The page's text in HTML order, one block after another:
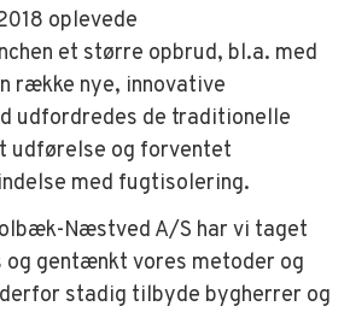
oplevede
et større opbrud, bl.a. med
række nye, innovative
udfordredes de traditionelle
udførelse og forventet
med fugtisolering.
Næstved A/S har vi taget
og gentænkt vores metoder og
stadig tilbyde bygherrer og